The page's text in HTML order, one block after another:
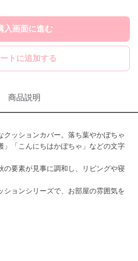
入画面に進む
トに追加する
商品説明
クッションカバー。落ち葉やかぼちゃ
」「こんにちはかぼちゃ」などの文字
の要素が見事に調和し、リビングや寝
ションシリーズで、お部屋の雰囲気を